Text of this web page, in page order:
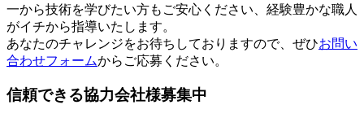
一から技術を学びたい方もご安心ください、経験豊かな職人
がイチから指導いたします。
あなたのチャレンジをお待ちしておりますので、ぜひお問い
合わせフォームからご応募ください。
信頼できる協力会社様募集中